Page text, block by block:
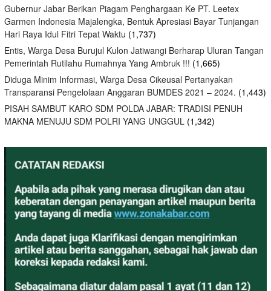
Gubernur Jabar Berikan Piagam Penghargaan Ke PT. Leetex
Garmen Indonesia Majalengka, Bentuk Apresiasi Bayar Tunjangan
Hari Raya Idul Fitri Tepat Waktu (1,737)
Entis, Warga Desa Burujul Kulon Jatiwangi Berharap Uluran Tangan
Pemerintah Rutilahu Rumahnya Yang Ambruk !!! (1,665)
Diduga Minim Informasi, Warga Desa Cikeusal Pertanyakan
Transparansi Pengelolaan Anggaran BUMDES 2021 – 2024. (1,443)
PISAH SAMBUT KARO SDM POLDA JABAR: TRADISI PENUH
MAKNA MENUJU SDM POLRI YANG UNGGUL (1,342)